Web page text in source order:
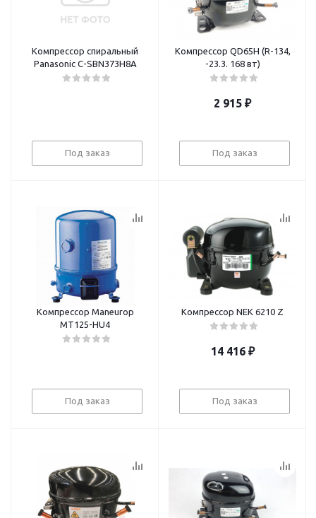
Компрессор спиральный
Panasonic C-SBN373H8A
Под заказ
Компрессор QD65H (R-134,
-23.3. 168 вт)
2 915 ₽
Под заказ
Компрессор Maneurop
MT125-HU4
Под заказ
Компрессор NEK 6210 Z
14 416₽
Под заказ